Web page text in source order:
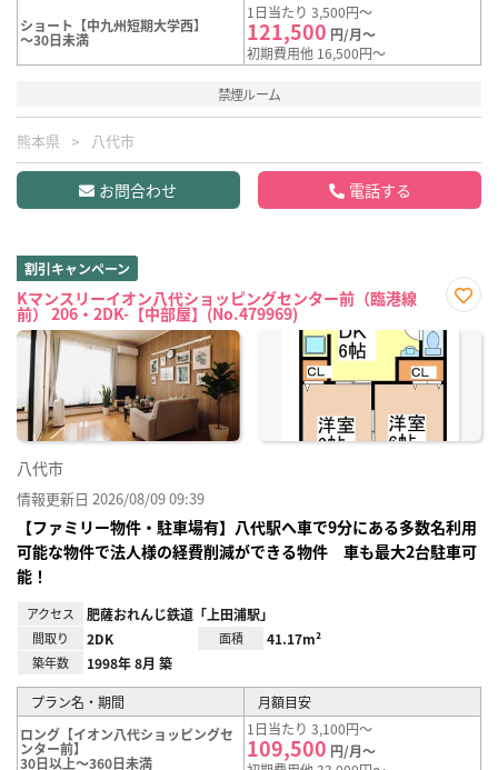
ショート【中九州短期大学西】
～30日未満
1日当たり 3,500円～
121,500 円/月～
初期費用他 16,500円～
禁煙ルーム
熊本県 八代市
お問合わせ 電話する
割引キャンペーン
Kマンスリーイオン八代ショッピングセンター前（臨港線
前） 206・2DK-【中部屋】(No.479969)
に入
八代市
情報更新日 2026/08/09 09:39
【ファミリー物件・駐車場有】八代駅へ車で9分にある多数名利用
可能な物件で法人様の経費削減ができる物件 車も最大2台駐車可
能！
アクセス 肥薩おれんじ鉄道「上田浦駅」
間取り 2DK 面積 41.17m²
築年数 1998年 8月 築
プラン名・期間
月額目安
ロング【イオン八代ショッピングセ
ンター前】
30日以上～360日未満
1日当たり 3,100円～
109,500 円/月～